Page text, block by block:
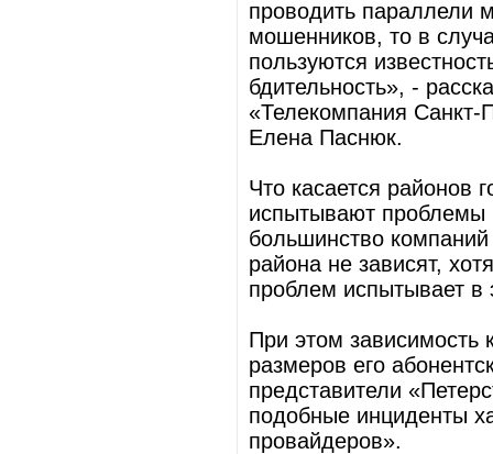
проводить параллели
мошенников, то в
пользуются
бдительность», -
«Телекомпания Санкт-
Елена Паснюк.
Что касается районов
испытывают проблемы
большинство
района не зависят,
проблем испытывает
При этом зависимость
размеров его
представители
подобные инциденты
провайдеров».